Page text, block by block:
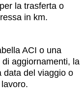
la trasferta o
in km.
ACI o una
aggiornamenti, la
data del viaggio o